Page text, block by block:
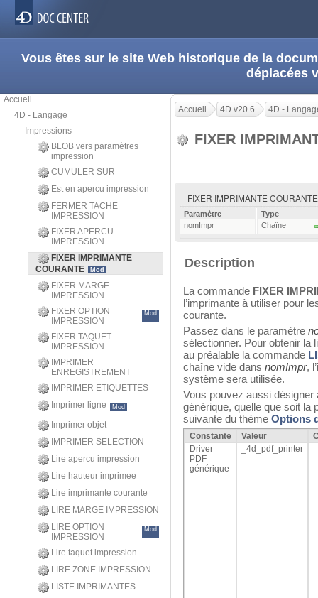
Vous êtes sur le site Web historique de la
déplacées
Accueil
4D - Langage
Impressions
BLOB vers paramètres
impression
CUMULER SUR
Est en apercu impression
FERMER TACHE
IMPRESSION
FIXER APERCU
IMPRESSION
FIXER IMPRIMANTE
COURANTE
Mod
FIXER MARGE
IMPRESSION
FIXER OPTION
IMPRESSION
Mod
FIXER TAQUET
IMPRESSION
IMPRIMER
ENREGISTREMENT
IMPRIMER ETIQUETTES
Imprimer ligne
Mod
Imprimer objet
IMPRIMER SELECTION
Lire apercu impression
Lire hauteur imprimee
Lire imprimante courante
LIRE MARGE IMPRESSION
LIRE OPTION
IMPRESSION
Mod
Lire taquet impression
LIRE ZONE IMPRESSION
LISTE IMPRIMANTES
Accueil 4D v20.6 4D -
FIXER
FIXER IMPRIMANTE
Paramètre
Type
nomImpr
Chaîne
Description
La commande FIXER
l’imprimante à utiliser pour
courante.
Passez dans le paramètre
sélectionner. Pour obtenir la
au préalable la commande
chaîne vide dans nomImpr,
système sera utilisée.
Vous pouvez aussi
générique, quelle que soit la
suivante du thème Options
Constante Valeur
Driver
PDF
générique
_4d_pdf_printer